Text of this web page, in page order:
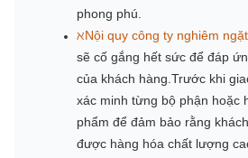
phong phú.
ℵNội quy công ty nghiêm
sẽ cố gắng hết sức để đáp
của khách hàng.Trước khi
xác minh từng bộ phận hoặc
phẩm để đảm bảo rằng
được hàng hóa chất lượng